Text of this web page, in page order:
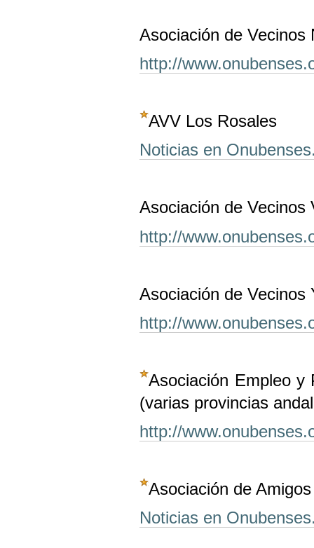
Asociación de Vecinos
http://
AVV Los Rosales
Noticias en
Asociación de Vecinos
http://
Asociación de Vecinos
http://
Asociación Empleo y
(varias provincias
http://
Asociación de
Noticias en